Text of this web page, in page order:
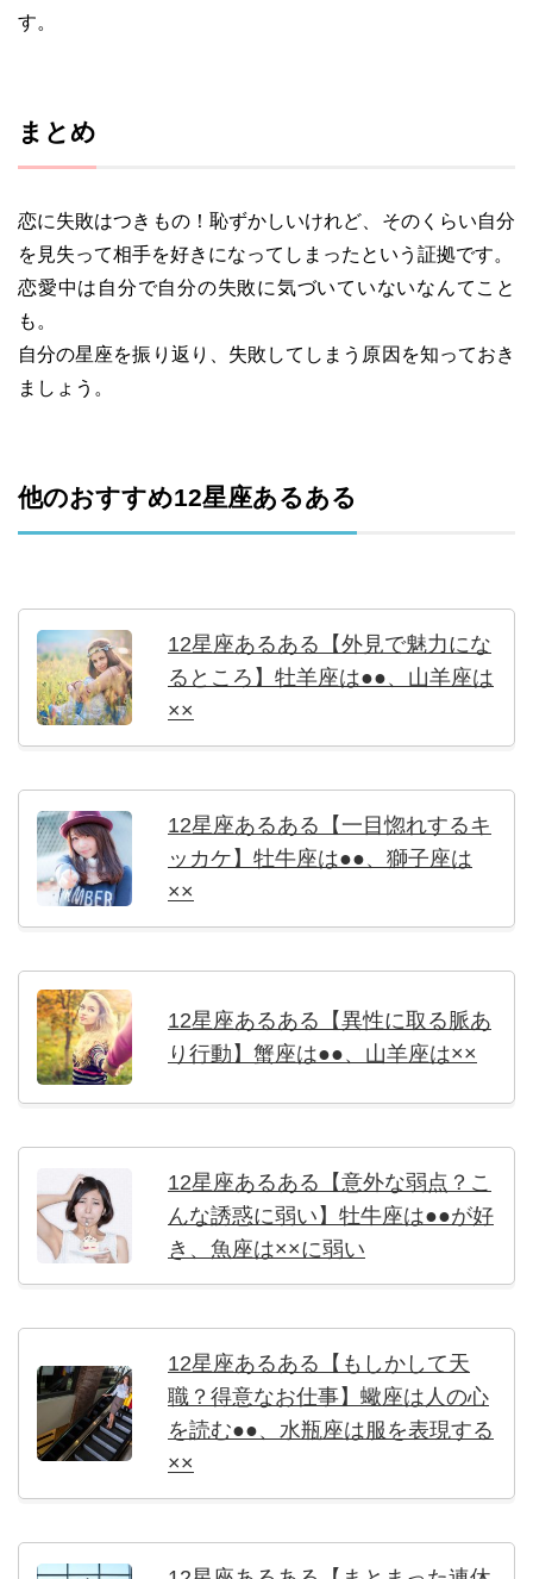
す。
まとめ
恋に失敗はつきもの！恥ずかしいけれど、そのくらい自分
を見失って相手を好きになってしまったという証拠です。
恋愛中は自分で自分の失敗に気づいていないなんてこと
も。
自分の星座を振り返り、失敗してしまう原因を知っておき
ましょう。
他のおすすめ12星座あるある
12星座あるある【外見で魅力にな
るところ】牡羊座は●●、山羊座は
××
12星座あるある【一目惚れするキ
ッカケ】牡牛座は●●、獅子座は
××
12星座あるある【異性に取る脈あ
り行動】蟹座は●●、山羊座は××
12星座あるある【意外な弱点？こ
んな誘惑に弱い】牡牛座は●●が好
き、魚座は××に弱い
12星座あるある【もしかして天
職？得意なお仕事】蠍座は人の心
を読む●●、水瓶座は服を表現する
××